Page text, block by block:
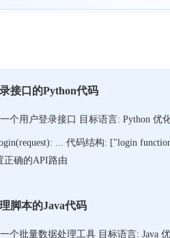
接口的Python代码
个用户登录接口 目标语言: Python 优
... 代码结构: ["login
正确的API路由
脚本的Java代码
个批量数据处理工具 目标语言: Java